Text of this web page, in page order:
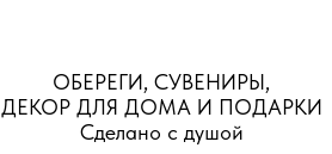
ОБЕРЕГИ, СУВЕНИРЫ,
ДЕКОР ДЛЯ ДОМА И ПОДАРКИ
Сделано с душой